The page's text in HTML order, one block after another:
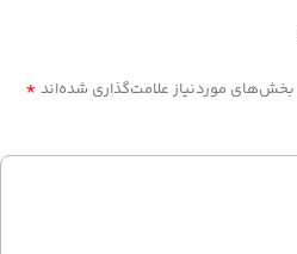
بخش‌های موردنیاز علامت‌گذاری شده‌اند *